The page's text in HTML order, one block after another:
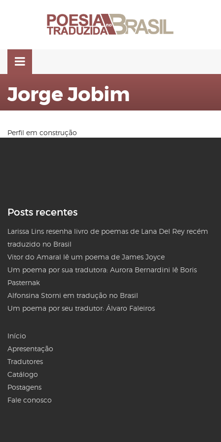
Jorge Jobim
Perfil em construção
Posts recentes
Larissa Lins resenha livro de poemas de Lana Del Rey recém
traduzido no Brasil
Vitor do Amaral lê um poema de James Joyce
Um poema por sua tradutora: Aurora Bernardini lê Boris
Pasternak
Alfonsina Storni em tradução no Brasil
Um poema por seu tradutor: Álvaro Faleiros
Início
Apresentação
Tradutores
Catálogo
Postagens
Fale conosco